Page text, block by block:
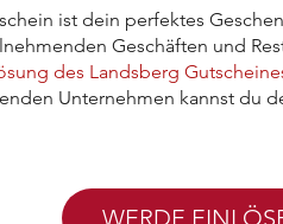
ist dein perfektes
Geschäften und
des Landsberg
Unternehmen kannst du
WERDE